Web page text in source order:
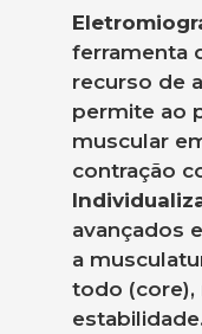
ferramenta
recurso de
permite ao
muscular
contração
avançados
a
todo (core),